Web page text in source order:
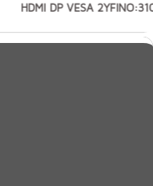
HDMI DP VESA